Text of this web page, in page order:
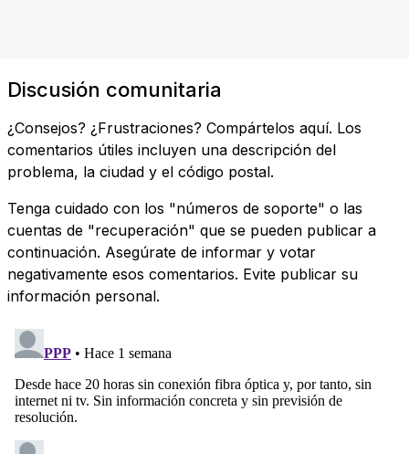
Discusión comunitaria
¿Consejos? ¿Frustraciones? Compártelos aquí. Los
comentarios útiles incluyen una descripción del
problema, la ciudad y el código postal.
Tenga cuidado con los "números de soporte" o las
cuentas de "recuperación" que se pueden publicar a
continuación. Asegúrate de informar y votar
negativamente esos comentarios. Evite publicar su
información personal.